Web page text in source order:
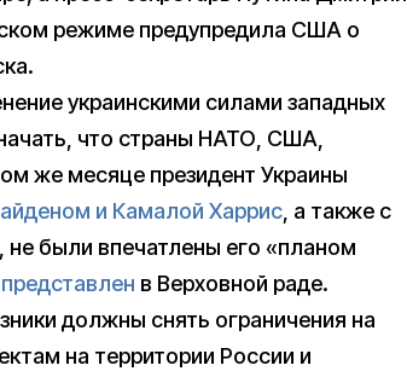
режиме предупредила США о
украинскими силами западных
что страны НАТО, США,
же месяце президент Украины
и Камалой Харрис, а также с
, не были впечатлены его «планом
представлен в Верховной раде.
должны снять ограничения на
на территории России и